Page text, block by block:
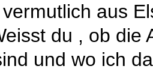
aus
du , ob die
und wo ich